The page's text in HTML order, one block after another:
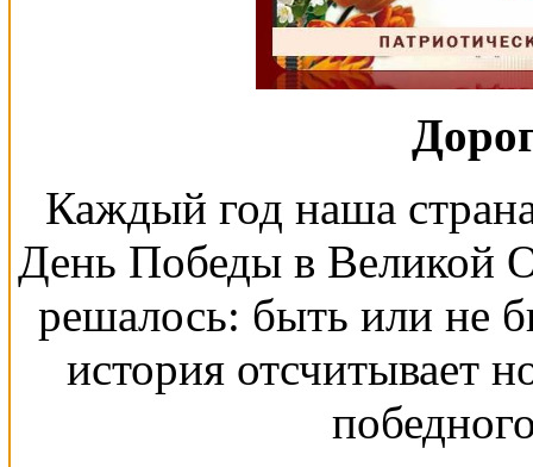
Каждый год наша
День Победы в Великой
решалось: быть или не
история отсчитывает